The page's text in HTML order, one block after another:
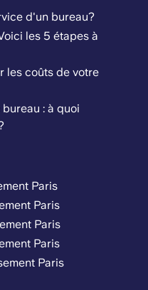
d'un bureau?
les 5 étapes à
les coûts de votre
: à quoi
Paris
Paris
Paris
Paris
Paris